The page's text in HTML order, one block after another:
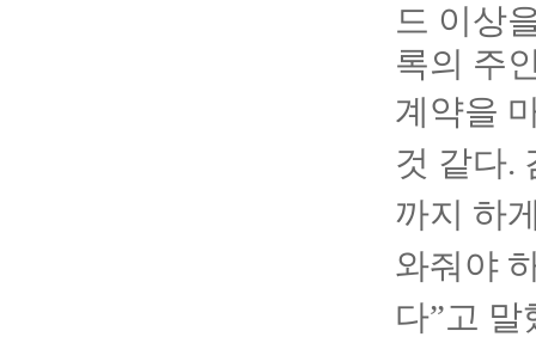
드 이상
록의 주
계약을
것 같다.
까지 하
와줘야
다”고